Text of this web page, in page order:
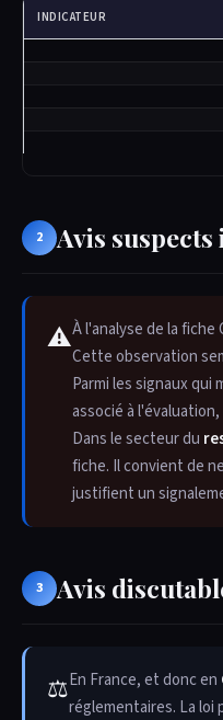
INDICATEUR
2 Avis suspects
⚠À l'analyse de la fiche
Cette observation
Parmi les signaux
associé à
Dans le secteur du
fiche. Il convient de
justifient un
3 Avis
⚖En France, et donc en
réglementaires. La loi